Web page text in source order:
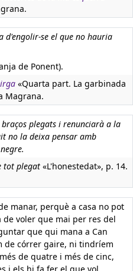
d'engolir-se el que no hauria
de Ponent).
«Quarta part. La garbinada
Magrana.
plegats i renunciarà a la
no la deixa pensar amb
tot plegat «L'honestedat», p. 14.
manar, perquè a casa no pot
voler que mai per res del
que qui mana a Can
de córrer gaire, ni tindríem
de quatre i més de cinc,